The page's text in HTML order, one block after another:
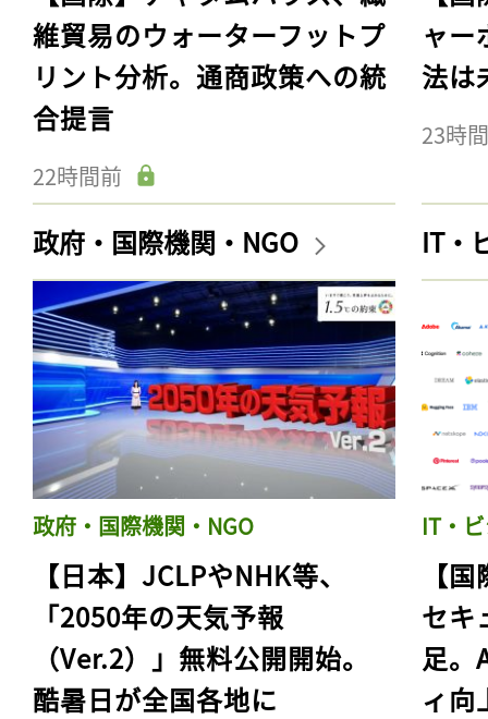
維貿易のウォーターフットプ
リント分析。通商政策への統
合提言
22時間前
ャー
法は
23時
政府・国際機関・NGO
政府・国際機関・NGO
【日本】JCLPやNHK等、
「2050年の天気予報
（Ver.2）」無料公開開始。
酷暑日が全国各地に
IT・
IT・
【
セキ
足。
ィ向